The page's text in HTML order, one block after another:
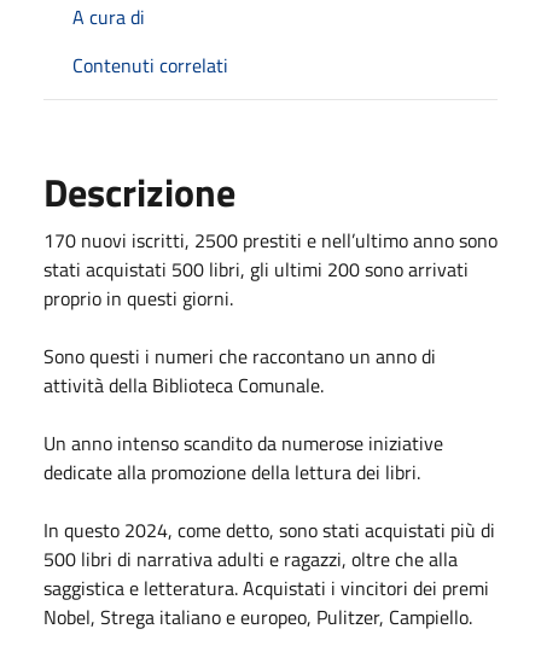
A cura di
Contenuti correlati
Descrizione
170 nuovi iscritti, 2500 prestiti e nell’ultimo anno sono
stati acquistati 500 libri, gli ultimi 200 sono arrivati
proprio in questi giorni.
Sono questi i numeri che raccontano un anno di
attività della Biblioteca Comunale.
Un anno intenso scandito da numerose iniziative
dedicate alla promozione della lettura dei libri.
In questo 2024, come detto, sono stati acquistati più di
500 libri di narrativa adulti e ragazzi, oltre che alla
saggistica e letteratura. Acquistati i vincitori dei premi
Nobel, Strega italiano e europeo, Pulitzer, Campiello.